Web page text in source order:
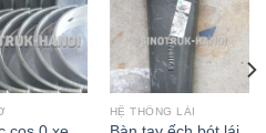
HỆ THỐNG LÁI